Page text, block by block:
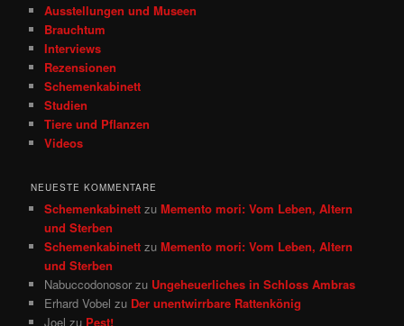
Ausstellungen und Museen
Brauchtum
Interviews
Rezensionen
Schemenkabinett
Studien
Tiere und Pflanzen
Videos
NEUESTE KOMMENTARE
Schemenkabinett zuMemento mori: Vom Leben, Altern
und Sterben
Schemenkabinett zuMemento mori: Vom Leben, Altern
und Sterben
Nabuccodonosor zu Ungeheuerliches in Schloss Ambras
Erhard Vobel zu Der unentwirrbare Rattenkönig
Joel zu Pest!